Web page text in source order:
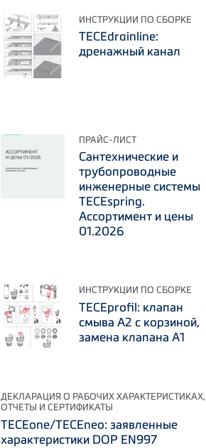
ИНСТРУКЦИИ ПО СБОРКЕ
TECEdrainline:
дренажный канал
ПРАЙС-ЛИСТ
Сантехнические и
трубопроводные
инженерные системы
TECEspring.
Ассортимент и цены
01.2026
ИНСТРУКЦИИ ПО СБОРКЕ
TECEprofil: клапан
смыва А2 с корзиной,
замена клапана А1
ДЕКЛАРАЦИЯ О РАБОЧИХ ХАРАКТЕРИСТИКАХ,
ОТЧЕТЫ И СЕРТИФИКАТЫ
TECEone/TECEneo: заявленные
характеристики DOP EN997